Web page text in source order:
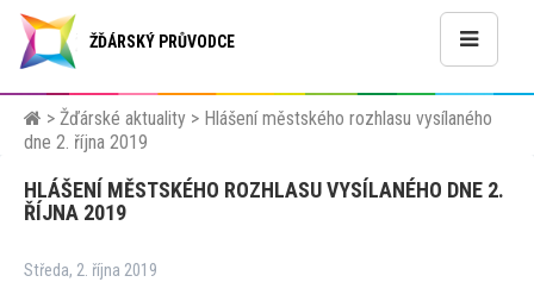
ŽĎÁRSKÝ PRŮVODCE
> Žďárské aktuality > Hlášení městského rozhlasu vysílaného
dne 2. října 2019
HLÁŠENÍ MĚSTSKÉHO ROZHLASU VYSÍLANÉHO DNE 2.
ŘÍJNA 2019
Středa, 2. října 2019